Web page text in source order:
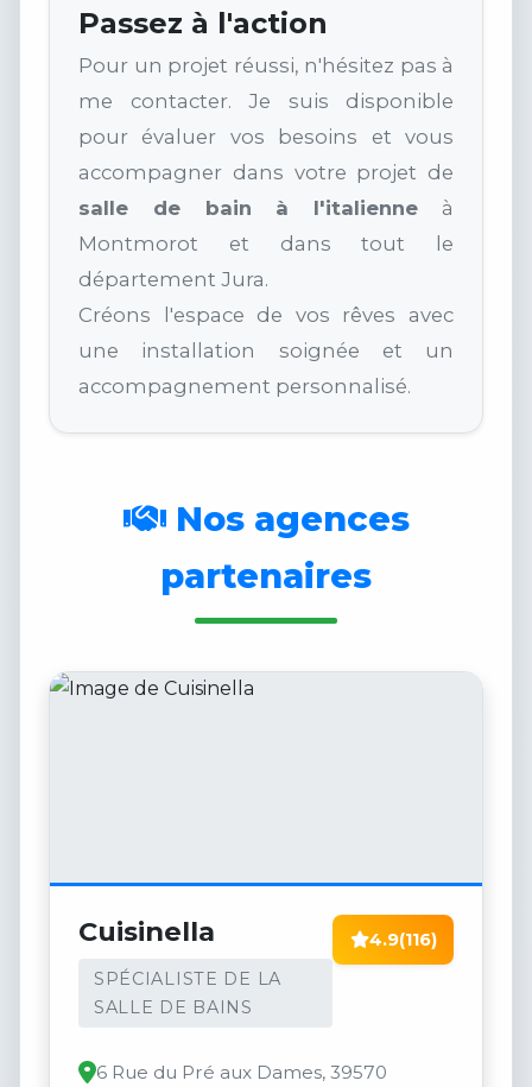
Passez à l'action
Pour un projet réussi, n'hésitez pas à
me contacter. Je suis disponible
pour évaluer vos besoins et vous
accompagner dans votre projet de
salle de bain à l'italienne à
Montmorot et dans tout le
département Jura.
Créons l'espace de vos rêves avec
une installation soignée et un
accompagnement personnalisé.
Nos agences
partenaires
Cuisinella
SPÉCIALISTE DE LA
SALLE DE BAINS
4.9(116)
6 Rue du Pré aux Dames, 39570